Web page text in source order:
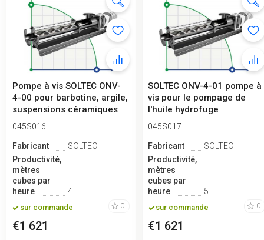
Pompe à vis SOLTEC ONV-
4-00 pour barbotine, argile,
suspensions céramiques
045S016
Fabricant
SOLTEC
Productivité,
mètres
cubes par
heure
4
sur commande 0
€1 621
SOLTEC ONV-4-01 pompe à
vis pour le pompage de
l'huile hydrofuge
045S017
Fabricant
SOLTEC
Productivité,
mètres
cubes par
heure
5
sur commande 0
€1 621